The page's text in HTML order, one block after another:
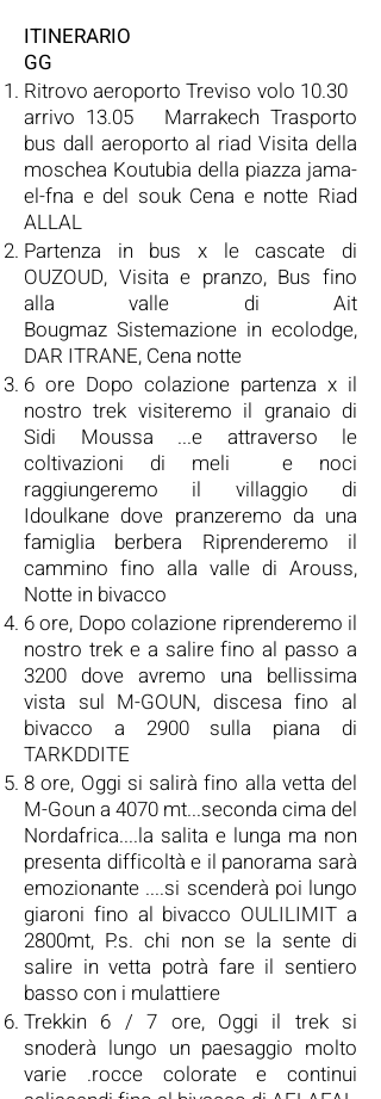
ITINERARIO
GG
Ritrovo aeroporto Treviso volo 10.30
arrivo 13.05 Marrakech Trasporto
bus dall aeroporto al riad Visita della
moschea Koutubia della piazza jama-
el-fna e del souk Cena e notte Riad
ALLAL
Partenza in bus x le cascate di
OUZOUD, Visita e pranzo, Bus fino
alla valle di Ait
Bougmaz Sistemazione in ecolodge,
DAR ITRANE, Cena notte
6 ore Dopo colazione partenza x il
nostro trek visiteremo il granaio di
Sidi Moussa ...e attraverso le
coltivazioni di meli e noci
raggiungeremo il villaggio di
Idoulkane dove pranzeremo da una
famiglia berbera Riprenderemo il
cammino fino alla valle di Arouss,
Notte in bivacco
6 ore, Dopo colazione riprenderemo il
nostro trek e a salire fino al passo a
3200 dove avremo una bellissima
vista sul M-GOUN, discesa fino al
bivacco a 2900 sulla piana di
TARKDDITE
8 ore, Oggi si salirà fino alla vetta del
M-Goun a 4070 mt...seconda cima del
Nordafrica....la salita e lunga ma non
presenta difficoltà e il panorama sarà
emozionante ....si scenderà poi lungo
giaroni fino al bivacco OULILIMIT a
2800mt, P.s. chi non se la sente di
salire in vetta potrà fare il sentiero
basso con i mulattiere
Trekkin 6 / 7 ore, Oggi il trek si
snoderà lungo un paesaggio molto
varie .rocce colorate e continui